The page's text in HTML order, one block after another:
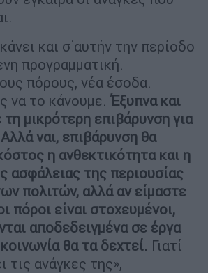
και σ΄αυτήν την περίοδο
προγραμματική.
πόρους, νέα έσοδα.
να το κάνουμε. Έξυπνα και
μικρότερη επιβάρυνση για
ναι, επιβάρυνση θα
η ανθεκτικότητα και η
ασφάλειας της περιουσίας
πολιτών, αλλά αν είμαστε
πόροι είναι στοχευμένοι,
αποδεδειγμένα σε έργα
θα τα δεχτεί. Γιατί
τις ανάγκες της»,